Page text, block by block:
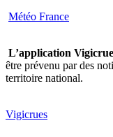
Météo France
L’application
être prévenu par des
territoire national.
Vigicrues